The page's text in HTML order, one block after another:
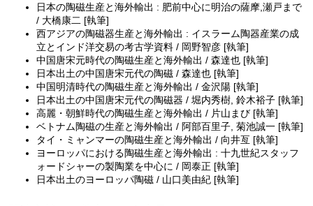
日本の陶磁生産と海外輸出 : 肥前中心に明治の薩摩,瀬戸まで
/ 大橋康二 [執筆]
西アジアの陶磁器生産と海外輸出 : イスラーム陶器産業の成
立とインド洋交易の考古学資料 / 岡野智彦 [執筆]
中国唐宋元時代の陶磁生産と海外輸出 / 森達也 [執筆]
日本出土の中国唐宋元代の陶磁 / 森達也 [執筆]
中国明清時代の陶磁生産と海外輸出 / 金沢陽 [執筆]
日本出土の中国唐宋元代の陶磁器 / 堀内秀樹, 鈴木裕子 [執筆]
高麗・朝鮮時代の陶磁生産と海外輸出 / 片山まび [執筆]
ベトナム陶磁の生産と海外輸出 / 阿部百里子, 菊池誠一 [執筆]
タイ・ミャンマーの陶磁生産と海外輸出 / 向井亙 [執筆]
ヨーロッパにおける陶磁生産と海外輸出 : 十九世紀スタッフ
ォードシャーの製陶業を中心に / 岡泰正 [執筆]
日本出土のヨーロッパ陶磁 / 山口美由紀 [執筆]